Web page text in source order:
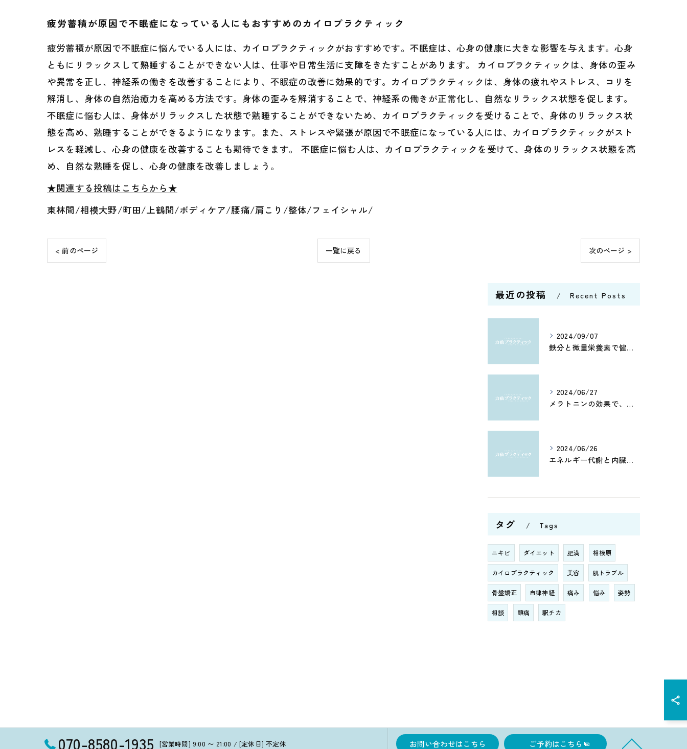
疲労蓄積が原因で不眠症になっている人にもおすすめのカイロプラクティック
疲労蓄積が原因で不眠症に悩んでいる人には、カイロプラクティックがおすすめです。不眠症は、心身の健康に大きな影響を与えます。心身
ともにリラックスして熟睡することができない人は、仕事や日常生活に支障をきたすことがあります。 カイロプラクティックは、身体の歪み
や異常を正し、神経系の働きを改善することにより、不眠症の改善に効果的です。カイロプラクティックは、身体の疲れやストレス、コリを
解消し、身体の自然治癒力を高める方法です。身体の歪みを解消することで、神経系の働きが正常化し、自然なリラックス状態を促します。
不眠症に悩む人は、身体がリラックスした状態で熟睡することができないため、カイロプラクティックを受けることで、身体のリラックス状
態を高め、熟睡することができるようになります。また、ストレスや緊張が原因で不眠症になっている人には、カイロプラクティックがスト
レスを軽減し、心身の健康を改善することも期待できます。 不眠症に悩む人は、カイロプラクティックを受けて、身体のリラックス状態を高
め、自然な熟睡を促し、心身の健康を改善しましょう。
★関連する投稿はこちらから★
東林間/相模大野/町田/上鶴間/ボディケア/腰痛/肩こり/整体/フェイシャル/
< 前のページ 一覧に戻る 次のページ >
最近の投稿 Recent Posts
2024/09/07
鉄分と微量栄養素で健康管理
2024/06/27
メラトニンの効果で、よく眠れてホルモン分泌もアップ！カルシウムとアミノ酸で健康脳を維持しよう
2024/06/26
エネルギー代謝と内臓機能を改善！筋肉の活性化と骨盤調整がもたらす健康への効果とは？
タグ Tags
ニキビ ダイエット 肥満 相模原
カイロプラクティック 美容 肌トラブル
骨盤矯正 自律神経 痛み 悩み 姿勢
相談 頭痛 駅チカ
070-8580-1935 [営業時間] 9:00 〜 21:00 / [定休日] 不定休 お問い合わせはこちら ご予約はこちら